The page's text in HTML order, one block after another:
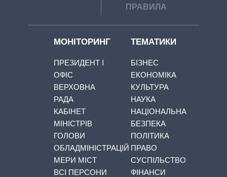
ПРАВИЛА
МОНІТОРИНГ
ПРЕЗИДЕНТ І
ОФІС
ВЕРХОВНА
РАДА
КАБІНЕТ
МІНІСТРІВ
ГОЛОВИ
ОБЛАДМІНІСТРАЦІЙ
МЕРИ МІСТ
ВСІ ПЕРСОНИ
ТЕМАТИКИ
БІЗНЕС
ЕКОНОМІКА
КУЛЬТУРА
НАУКА
НАЦІОНАЛЬНА
БЕЗПЕКА
ПОЛІТИКА
ПРАВО
СУСПІЛЬСТВО
ФІНАНСИ